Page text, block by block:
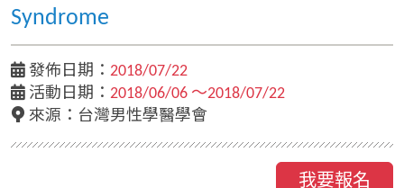
Syndrome
發佈日期： 2018/07/22
活動日期： 2018/06/06 ～2018/07/22
來源：台灣男性學醫學會
我要報名